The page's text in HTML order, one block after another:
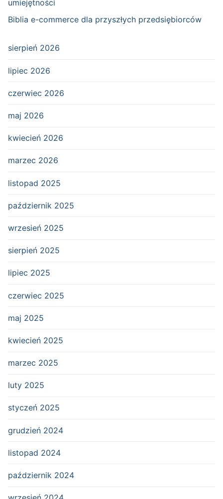
umiejętności
Biblia e-commerce dla przyszłych przedsiębiorców
sierpień 2026
lipiec 2026
czerwiec 2026
maj 2026
kwiecień 2026
marzec 2026
listopad 2025
październik 2025
wrzesień 2025
sierpień 2025
lipiec 2025
czerwiec 2025
maj 2025
kwiecień 2025
marzec 2025
luty 2025
styczeń 2025
grudzień 2024
listopad 2024
październik 2024